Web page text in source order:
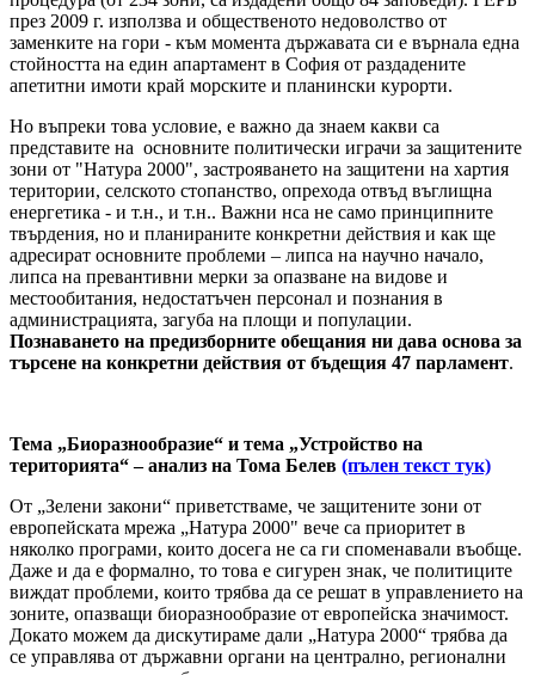
през 2009 г. използва и общественото недоволство от
заменките на гори - към момента държавата си е върнала една
стойността на един апартамент в София от раздадените
апетитни имоти край морските и планински курорти.
Но въпреки това условие, е важно да знаем какви са
представите на основните политически играчи за защитените
зони от "Натура 2000", застрояването на защитени на хартия
територии, селското стопанство, опрехода отвъд въглищна
енергетика - и т.н., и т.н.. Важни нса не само принципните
твърдения, но и планираните конкретни действия и как ще
адресират основните проблеми – липса на научно начало,
липса на превантивни мерки за опазване на видове и
местообитания, недостатъчен персонал и познания в
администрацията, загуба на площи и популации.
Познаването на предизборните обещания ни дава основа за
търсене на конкретни действия от бъдещия 47 парламент.
Тема „Биоразнообразие“ и тема „Устройство на
територията“ – анализ на Тома Белев (пълен текст тук)
От „Зелени закони“ приветстваме, че защитените зони от
европейската мрежа „Натура 2000" вече са приоритет в
няколко програми, които досега не са ги споменавали въобще.
Даже и да е формално, то това е сигурен знак, че политиците
виждат проблеми, които трябва да се решат в управлението на
зоните, опазващи биоразнообразие от европейска значимост.
Докато можем да дискутираме дали „Натура 2000“ трябва да
се управлява от държавни органи на централно, регионални